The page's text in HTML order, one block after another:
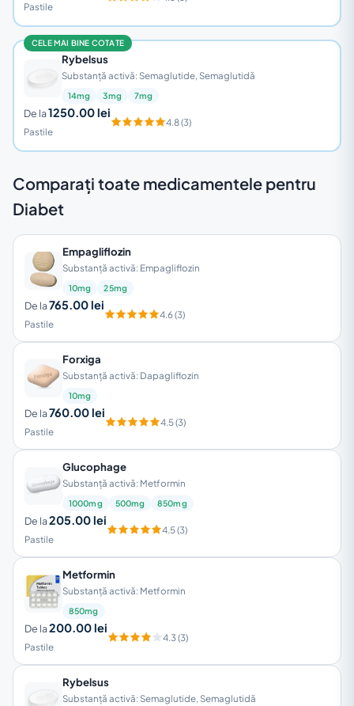
Pastile
CELE MAI BINE COTATE
Rybelsus
Substanță activă: Semaglutide, Semaglutidă
14mg 3mg 7mg
De la1250.00 lei
Pastile
4.8 (3)
Comparați toate medicamentele pentru
Diabet
Empagliflozin
Substanță activă: Empagliflozin
10mg 25mg
De la765.00 lei
Pastile
4.6 (3)
Glucophage
Substanță activă: Metformin
1000mg 500mg 850mg
De la205.00 lei
Pastile
4.5 (3)
Forxiga
Substanță activă: Dapagliflozin
10mg
De la760.00 lei
Pastile
4.5 (3)
Metformin
Substanță activă: Metformin
850mg
De la200.00 lei
Pastile
4.3 (3)
Rybelsus
Substanță activă: Semaglutide, Semaglutidă